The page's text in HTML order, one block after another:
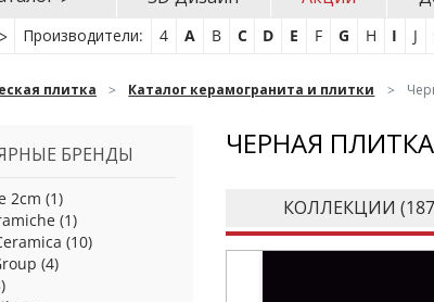
Производители: 4 A B C D E F G H I J
плитка Каталог керамогранита и плитки
БРЕНДЫ
2cm (1)
(1)
(10)
(4)
ЧЕРНАЯ ПЛИТКА
КОЛЛЕКЦИИ (